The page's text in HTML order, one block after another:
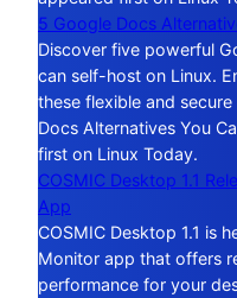
5 Google Docs
Discover five powerful
can self-host on Linux.
these flexible and
Docs Alternatives You
first on Linux Today.
COSMIC Desktop 1.1
App
COSMIC Desktop 1.1 is
Monitor app that offers
performance for your